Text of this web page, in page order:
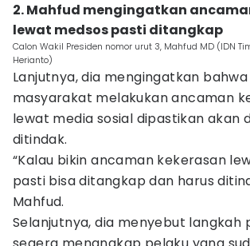
2. Mahfud mengingatkan
lewat medsos pasti ditangkap
Calon Wakil Presiden nomor urut 3, Mahfud MD (IDN
Herianto)
Lanjutnya, dia mengingatkan bahwa
masyarakat melakukan ancaman
lewat media sosial dipastikan akan
ditindak.
“Kalau bikin ancaman kekerasan
pasti bisa ditangkap dan harus
Mahfud.
Selanjutnya, dia menyebut langkah